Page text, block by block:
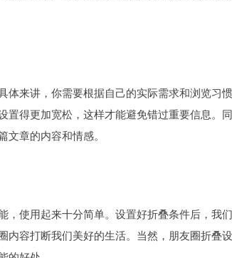
体来讲，你需要根据自己的实际需求和浏览习
置得更加宽松，这样才能避免错过重要信息。同
章的内容和情感。
，使用起来十分简单。设置好折叠条件后，我
内容打断我们美好的生活。当然，朋友圈折叠